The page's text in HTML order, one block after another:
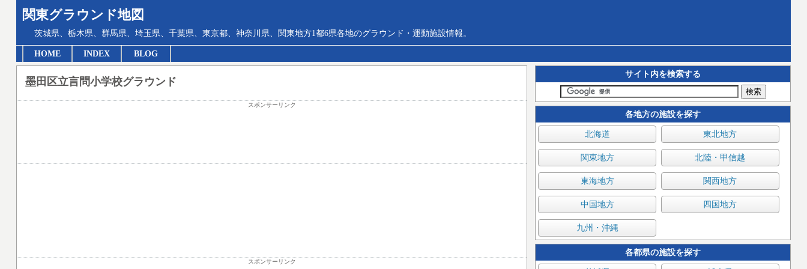
関東グラウンド地図
茨城県、栃木県、群馬県、埼玉県、千葉県、東京都、神奈川県、関東地方1都6県各地のグラウンド・運動施設情報。
HOME INDEX BLOG
サイト内を検索する
各地方の施設を探す
北海道 東北地方
関東地方 北陸・甲信越
東海地方 関西地方
中国地方 四国地方
九州・沖縄
各都県の施設を探す
墨田区立言問小学校グラウンド
スポンサーリンク
スポンサーリンク